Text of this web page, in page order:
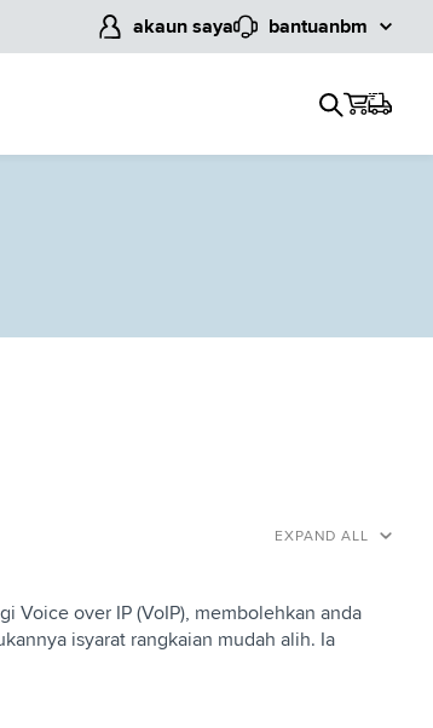
akaun saya bantuanbm
EXPAND ALL
Voice over IP (VoIP), membolehkan anda
isyarat rangkaian mudah alih. Ia